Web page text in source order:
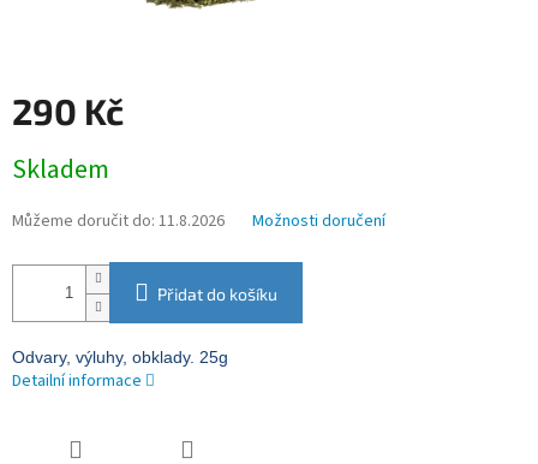
290 Kč
cena:
Skladem
Můžeme doručit do: 11.8.2026 Možnosti doručení
Přidat do košíku
Odvary, výluhy, obklady. 25g
Detailní informace